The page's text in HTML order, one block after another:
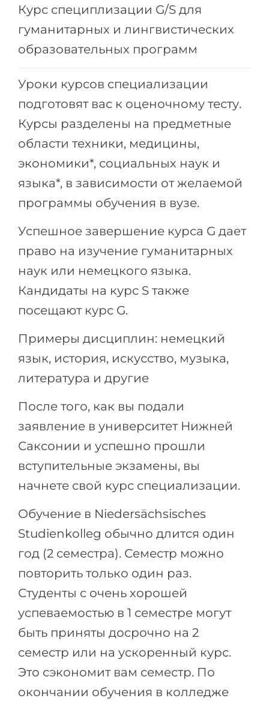
ПРОФЕССИИ
Профессии
Специальности
Примеры вакансий
КАРЬЕРНОЕ ОРИЕНТИРОВАНИЕ
Тест Голланда
Тест Карта Интересов
Тест RIASEC
100%
Наши студенты успешно поступают
КОНСУЛЬТАЦИЯ!
Медицина
Инженерия
Физика
Менеджмент
Другая специальность
Россия
Украина
Другая страна
Курс специплизации G/S для
гуманитарных и лингвистических
образовательных программ
Уроки курсов специализации
подготовят вас к оценочному тесту.
Курсы разделены на предметные
области техники, медицины,
экономики*, социальных наук и
языка*, в зависимости от желаемой
программы обучения в вузе.
Успешное завершение курса G дает
право на изучение гуманитарных
наук или немецкого языка.
Кандидаты на курс S также
посещают курс G.
Примеры дисциплин: немецкий
язык, история, искусство, музыка,
литература и другие
После того, как вы подали
заявление в университет Нижней
Саксонии и успешно прошли
вступительные экзамены, вы
начнете свой курс специализации.
Обучение в Niedersächsisches
Studienkolleg обычно длится один
год (2 семестра). Семестр можно
повторить только один раз.
Студенты с очень хорошей
успеваемостью в 1 семестре могут
быть приняты досрочно на 2
семестр или на ускоренный курс.
Это сэкономит вам семестр. По
окончании обучения в колледже